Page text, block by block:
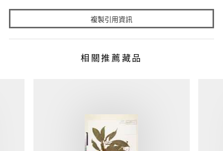
複製引用資訊
相關推薦藏品